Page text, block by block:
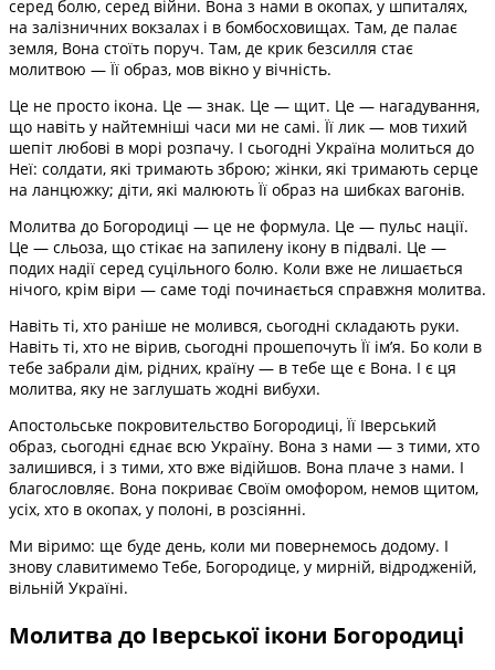
серед болю, серед війни. Вона з нами в окопах, у шпиталях,
на залізничних вокзалах і в бомбосховищах. Там, де палає
земля, Вона стоїть поруч. Там, де крик безсилля стає
молитвою — Її образ, мов вікно у вічність.
Це не просто ікона. Це — знак. Це — щит. Це — нагадування,
що навіть у найтемніші часи ми не самі. Її лик — мов тихий
шепіт любові в морі розпачу. І сьогодні Україна молиться до
Неї: солдати, які тримають зброю; жінки, які тримають серце
на ланцюжку; діти, які малюють Її образ на шибках вагонів.
Молитва до Богородиці — це не формула. Це — пульс нації.
Це — сльоза, що стікає на запилену ікону в підвалі. Це —
подих надії серед суцільного болю. Коли вже не лишається
нічого, крім віри — саме тоді починається справжня молитва.
Навіть ті, хто раніше не молився, сьогодні складають руки.
Навіть ті, хто не вірив, сьогодні прошепочуть Її ім’я. Бо коли в
тебе забрали дім, рідних, країну — в тебе ще є Вона. І є ця
молитва, яку не заглушать жодні вибухи.
Апостольське покровительство Богородиці, Її Іверський
образ, сьогодні єднає всю Україну. Вона з нами — з тими, хто
залишився, і з тими, хто вже відійшов. Вона плаче з нами. І
благословляє. Вона покриває Своїм омофором, немов щитом,
усіх, хто в окопах, у полоні, в розсіянні.
Ми віримо: ще буде день, коли ми повернемось додому. І
знову славитимемо Тебе, Богородице, у мирній, відродженій,
вільній Україні.
Молитва до Іверської ікони Богородиці